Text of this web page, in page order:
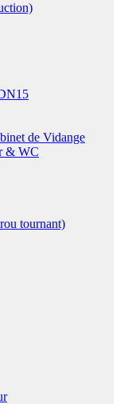
de Vidange
& WC
tournant)